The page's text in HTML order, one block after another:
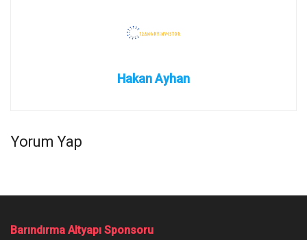
Hakan Ayhan
Yorum Yap
Barındırma Altyapı Sponsoru